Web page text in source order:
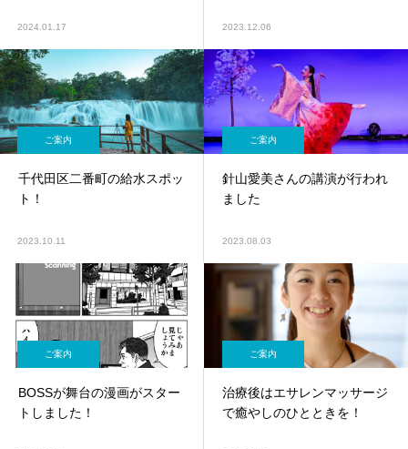
2024.01.17 2023.12.06
ご案内
千代田区二番町の給水スポッ
ト！
2023.10.11
ご案内
針山愛美さんの講演が行われ
ました
2023.08.03
ご案内
BOSSが舞台の漫画がスター
トしました！
ご案内
治療後はエサレンマッサージ
で癒やしのひとときを！